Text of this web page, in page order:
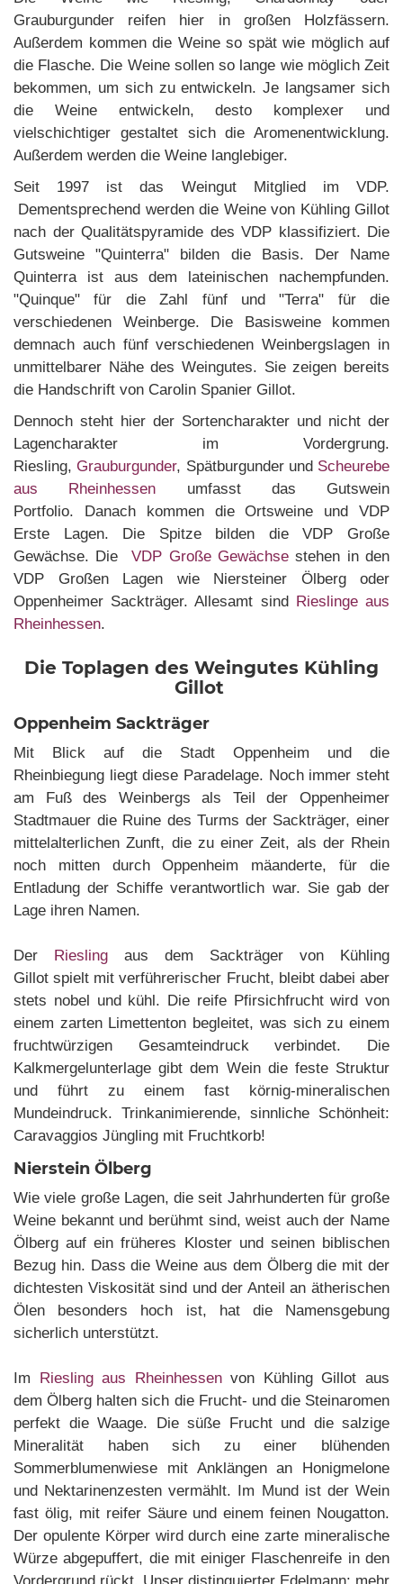
Grauburgunder reifen hier in großen Holzfässern.
Außerdem kommen die Weine so spät wie möglich auf
die Flasche. Die Weine sollen so lange wie möglich Zeit
bekommen, um sich zu entwickeln. Je langsamer sich
die Weine entwickeln, desto komplexer und
vielschichtiger gestaltet sich die Aromenentwicklung.
Außerdem werden die Weine langlebiger.
Seit 1997 ist das Weingut Mitglied im VDP.
Dementsprechend werden die Weine von Kühling Gillot
nach der Qualitätspyramide des VDP klassifiziert. Die
Gutsweine "Quinterra" bilden die Basis. Der Name
Quinterra ist aus dem lateinischen nachempfunden.
"Quinque" für die Zahl fünf und "Terra" für die
verschiedenen Weinberge. Die Basisweine kommen
demnach auch fünf verschiedenen Weinbergslagen in
unmittelbarer Nähe des Weingutes. Sie zeigen bereits
die Handschrift von Carolin Spanier Gillot.
Dennoch steht hier der Sortencharakter und nicht der
Lagencharakter im Vordergrung.
Riesling, Grauburgunder, Spätburgunder und Scheurebe
aus Rheinhessen umfasst das Gutswein
Portfolio. Danach kommen die Ortsweine und VDP
Erste Lagen. Die Spitze bilden die VDP Große
Gewächse. DieVDP Große Gewächsestehen in den
VDP Großen Lagen wie Niersteiner Ölberg oder
Oppenheimer Sackträger. Allesamt sind Rieslinge aus
Rheinhessen.
Die Toplagen des Weingutes Kühling
Gillot
Oppenheim Sackträger
Mit Blick auf die Stadt Oppenheim und die
Rheinbiegung liegt diese Paradelage. Noch immer steht
am Fuß des Weinbergs als Teil der Oppenheimer
Stadtmauer die Ruine des Turms der Sackträger, einer
mittelalterlichen Zunft, die zu einer Zeit, als der Rhein
noch mitten durch Oppenheim mäanderte, für die
Entladung der Schiffe verantwortlich war. Sie gab der
Lage ihren Namen.
Der Riesling aus dem Sackträger von Kühling
Gillot spielt mit verführerischer Frucht, bleibt dabei aber
stets nobel und kühl. Die reife Pfirsichfrucht wird von
einem zarten Limettenton begleitet, was sich zu einem
fruchtwürzigen Gesamteindruck verbindet. Die
Kalkmergelunterlage gibt dem Wein die feste Struktur
und führt zu einem fast körnig-mineralischen
Mundeindruck. Trinkanimierende, sinnliche Schönheit:
Caravaggios Jüngling mit Fruchtkorb!
Nierstein Ölberg
Wie viele große Lagen, die seit Jahrhunderten für große
Weine bekannt und berühmt sind, weist auch der Name
Ölberg auf ein früheres Kloster und seinen biblischen
Bezug hin. Dass die Weine aus dem Ölberg die mit der
dichtesten Viskosität sind und der Anteil an ätherischen
Ölen besonders hoch ist, hat die Namensgebung
sicherlich unterstützt.
Im Riesling aus Rheinhessenvon Kühling Gillot aus
dem Ölberg halten sich die Frucht- und die Steinaromen
perfekt die Waage. Die süße Frucht und die salzige
Mineralität haben sich zu einer blühenden
Sommerblumenwiese mit Anklängen an Honigmelone
und Nektarinenzesten vermählt. Im Mund ist der Wein
fast ölig, mit reifer Säure und einem feinen Nougatton.
Der opulente Körper wird durch eine zarte mineralische
Würze abgepuffert, die mit einiger Flaschenreife in den